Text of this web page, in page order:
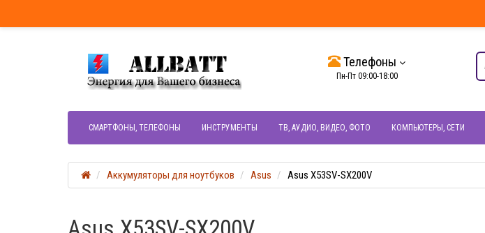
Телефоны
Пн-Пт 09:00-18:00
СМАРТФОНЫ, ТЕЛЕФОНЫ ИНСТРУМЕНТЫ ТВ, АУДИО, ВИДЕО, ФОТО КОМПЬЮТЕРЫ, СЕТИ
Аккумуляторы для ноутбуков Asus Asus X53SV-SX200V